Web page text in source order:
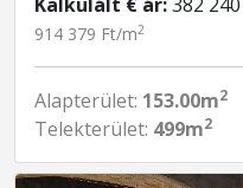
914 379 Ft/m2
Alapterület: 153.00m2
Telekterület: 499m2